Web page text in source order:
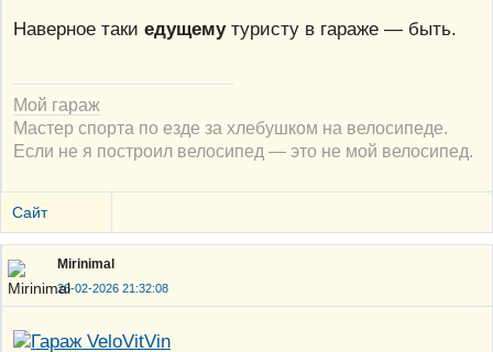
Наверное таки едущемутуристу в гараже — быть.
Мой гараж
Мастер спорта по езде за хлебушком на велосипеде.
Если не я построил велосипед — это не мой велосипед.
Сайт
Mirinimal
26-02-2026 21:32:08